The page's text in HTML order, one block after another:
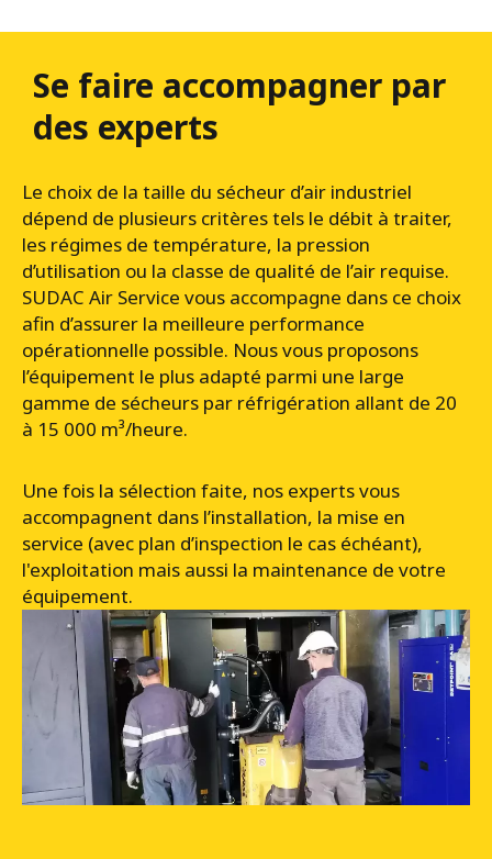
Se faire accompagner par
des experts
Le choix de la taille du sécheur d’air industriel
dépend de plusieurs critères tels le débit à traiter,
les régimes de température, la pression
d’utilisation ou la classe de qualité de l’air requise.
SUDAC Air Service vous accompagne dans ce choix
afin d’assurer la meilleure performance
opérationnelle possible. Nous vous proposons
l’équipement le plus adapté parmi une large
gamme de sécheurs par réfrigération allant de 20
à 15 000 m³/heure.
Une fois la sélection faite, nos experts vous
accompagnent dans l’installation, la mise en
service (avec plan d’inspection le cas échéant),
l'exploitation mais aussi la maintenance de votre
équipement.